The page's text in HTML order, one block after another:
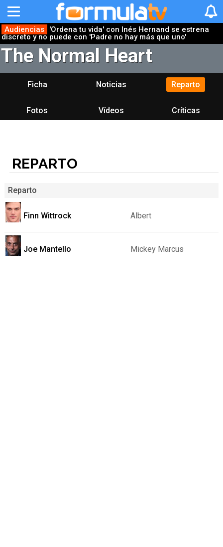
Audiencias
'Ordena tu vida' con Inés Hernand se estrena
discreto y no puede con 'Padre no hay más que uno'
The Normal Heart
Ficha Noticias Reparto
Fotos Vídeos Críticas
REPARTO
Reparto
Finn Wittrock Albert
Joe Mantello Mickey Marcus